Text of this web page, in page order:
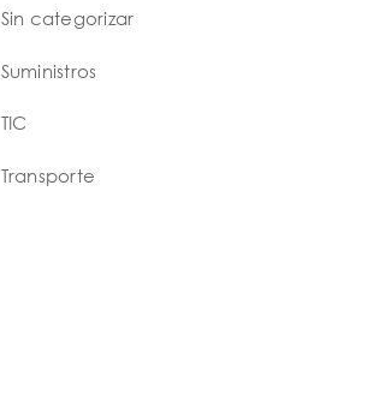
Sin categorizar
Suministros
TIC
Transporte